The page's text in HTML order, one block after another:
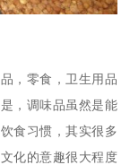
，零食，卫生用品
，调味品虽然是能
食习惯，其实很多
化的意趣很大程度